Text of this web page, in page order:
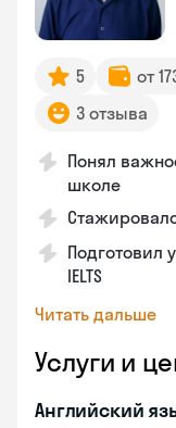
5 от
3 отзыва
Понял
школе
Подготовил
IELTS
Читать дальше
Услуги и
Английский